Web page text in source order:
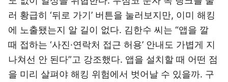
러 황급히 ‘뒤로 가기’ 버튼을 눌러보지만, 이미 해킹
에 노출됐는지 알 길이 없다. 김한수 씨는 “앱을 깔
때 접하는 ‘사진·연락처 접근 허용’ 안내도 가볍게 지
나쳐선 안 된다”고 강조했다. 앱을 설치할 때 어떤 점
을 미리 살펴야 해킹 위험에서 벗어날 수 있을까. 구